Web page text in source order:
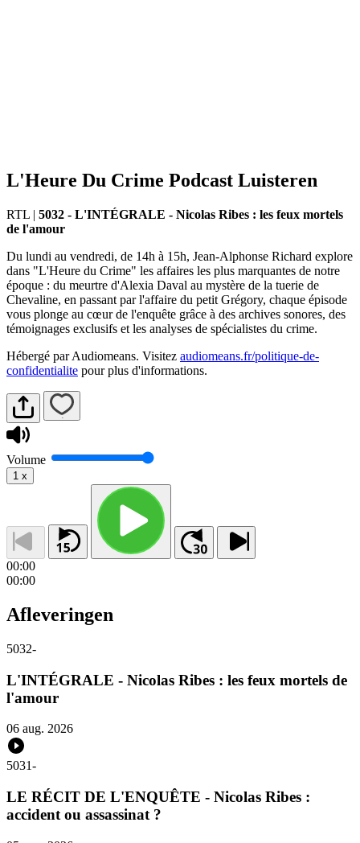
L'Heure Du Crime Podcast Luisteren
RTL | 5032 - L'INTÉGRALE - Nicolas Ribes : les feux mortels
de l'amour
Du lundi au vendredi, de 14h à 15h, Jean-Alphonse Richard explore
dans "L'Heure du Crime" les affaires les plus marquantes de notre
époque : du meurtre d'Alexia Daval au mystère de la tuerie de
Chevaline, en passant par l'affaire du petit Grégory, chaque épisode
vous plonge au cœur de l'enquête grâce à des archives sonores, des
témoignages exclusifs et les analyses de spécialistes du crime.
Hébergé par Audiomeans. Visitez audiomeans.fr/politique-de-
confidentialite pour plus d'informations.
Volume
1 x
00:00
00:00
Afleveringen
5032-
L'INTÉGRALE - Nicolas Ribes : les feux mortels de
l'amour
06 aug. 2026
5031-
LE RÉCIT DE L'ENQUÊTE - Nicolas Ribes :
accident ou assassinat ?